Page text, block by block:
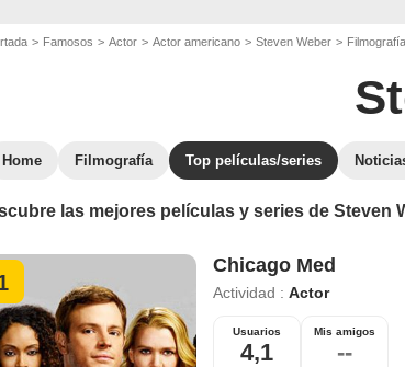
Famosos Actor Actor americano Steven Weber
Home Filmografía Top películas/series
las mejores películas y series de Steven
Chicago Med
Actividad : Actor
Usuarios
4,1
Mis amigos
--